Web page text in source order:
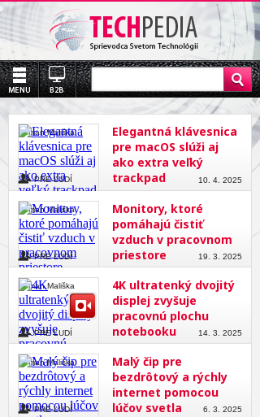
Elegantná klávesnica
pre macOS slúži aj
ako extra veľký
trackpad
Roman Mališka
10. 4. 2025
PRE ĽUDÍ
Monitory, ktoré
pomáhajú čistiť
vzduch v pracovnom
priestore
Roman Mališka
19. 3. 2025
PRE ĽUDÍ
4K ultratenký dvojitý
displej zvyšuje
pracovnú plochu
notebooku
Roman Mališka
14. 3. 2025
PRE ĽUDÍ
Malý čip pre
bezdrôtový a rýchly
internet pomocou
lúčov svetla
Roman Mališka
6. 3. 2025
PRE ĽUDÍ